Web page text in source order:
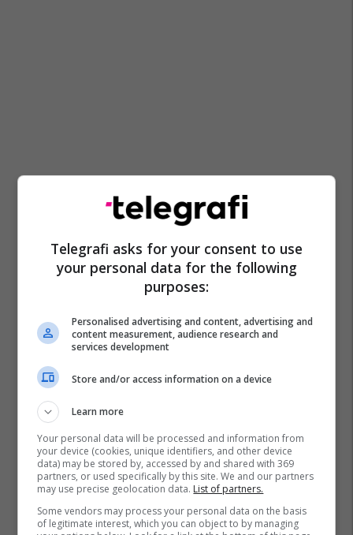
Telegrafi asks for your consent to use
your personal data for the following
purposes:
Personalised advertising and content, advertising and
content measurement, audience research and
services development
Store and/or access information on a device
Learn more
Your personal data will be processed and information from
your device (cookies, unique identifiers, and other device
data) may be stored by, accessed by and shared with 369
partners, or used specifically by this site. We and our partners
may use precise geolocation data. List of partners.
Some vendors may process your personal data on the basis
of legitimate interest, which you can object to by managing